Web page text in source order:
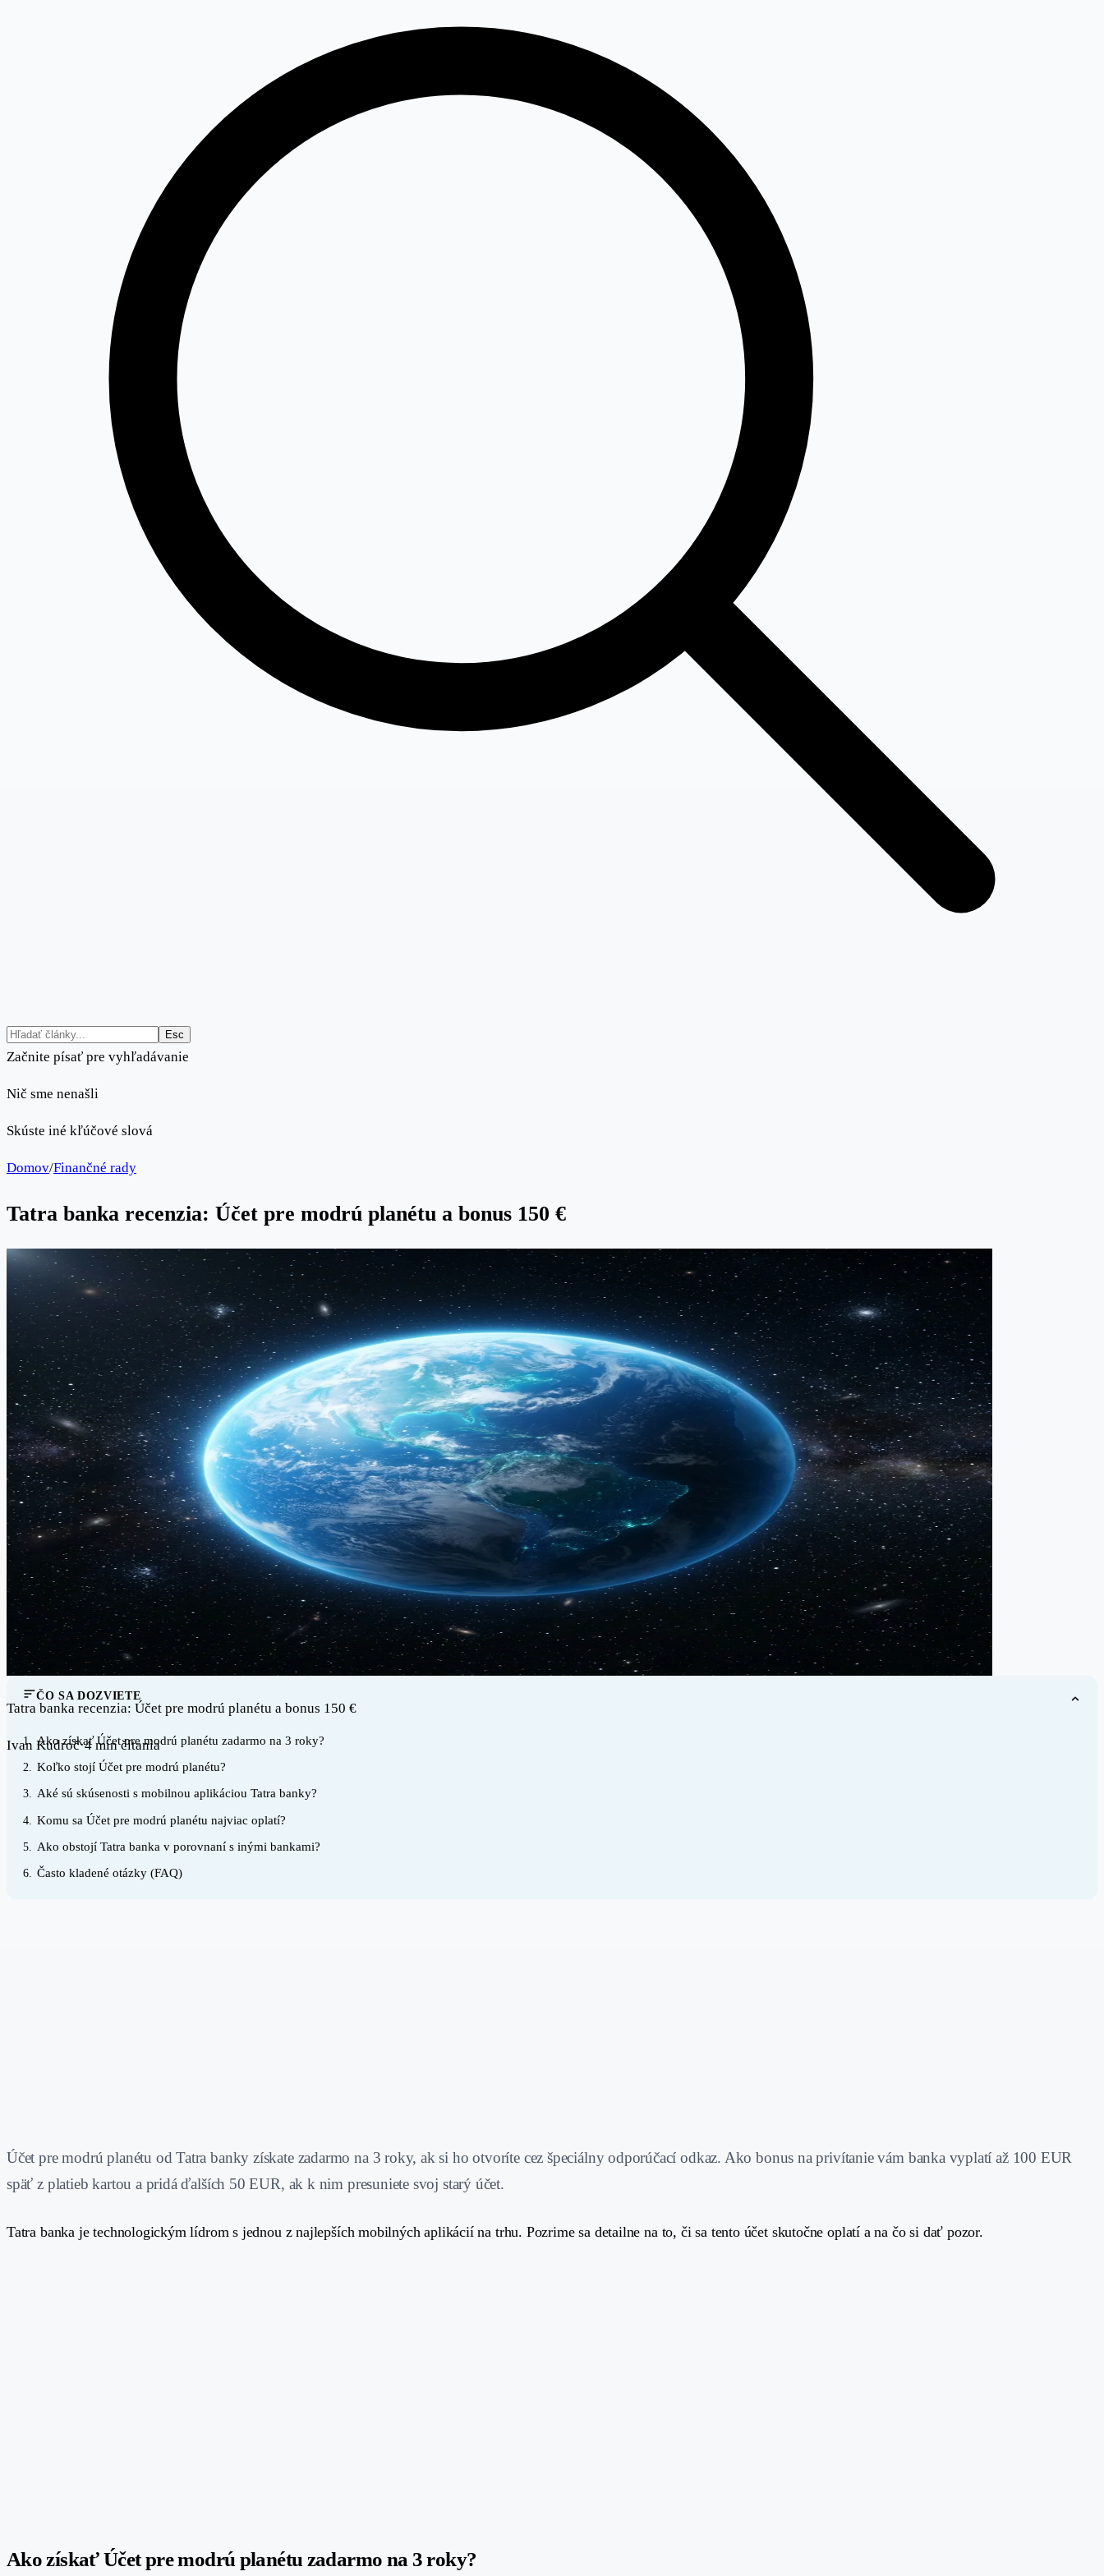
Esc
Začnite písať pre vyhľadávanie
Nič sme nenašli
Skúste iné kľúčové slová
Domov/Finančné rady
Tatra banka recenzia: Účet pre modrú planétu a bonus 150 €
Tatra banka recenzia: Účet pre modrú planétu a bonus 150 €
Ivan Kudroč·4 min čítania
ČO SA DOZVIETE
1. Ako získať Účet pre modrú planétu zadarmo na 3 roky?
2. Koľko stojí Účet pre modrú planétu?
3. Aké sú skúsenosti s mobilnou aplikáciou Tatra banky?
4. Komu sa Účet pre modrú planétu najviac oplatí?
5. Ako obstojí Tatra banka v porovnaní s inými bankami?
6. Často kladené otázky (FAQ)
Účet pre modrú planétu od Tatra banky získate zadarmo na 3 roky, ak si ho otvoríte cez špeciálny odporúčací odkaz. Ako bonus na privítanie vám banka vyplatí až 100 EUR
späť z platieb kartou a pridá ďalších 50 EUR, ak k nim presuniete svoj starý účet.
Tatra banka je technologickým lídrom s jednou z najlepších mobilných aplikácií na trhu. Pozrime sa detailne na to, či sa tento účet skutočne oplatí a na čo si dať pozor.
Ako získať Účet pre modrú planétu zadarmo na 3 roky?